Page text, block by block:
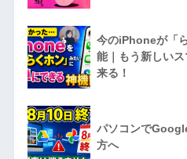
今のiPhoneが「
能｜もう新しい
来る！
パソコンで
方へ